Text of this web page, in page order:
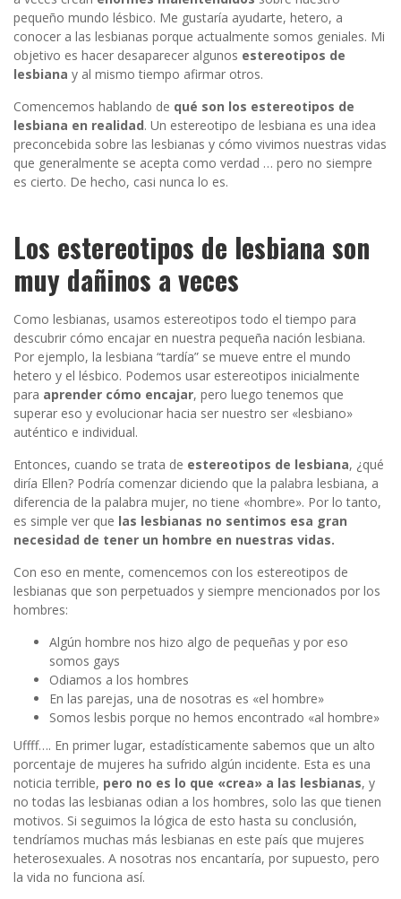
pequeño mundo lésbico. Me gustaría ayudarte, hetero, a
conocer a las lesbianas porque actualmente somos geniales. Mi
objetivo es hacer desaparecer algunos estereotipos de
lesbiana y al mismo tiempo afirmar otros.
Comencemos hablando de qué son los estereotipos de
lesbiana en realidad. Un estereotipo de lesbiana es una idea
preconcebida sobre las lesbianas y cómo vivimos nuestras vidas
que generalmente se acepta como verdad … pero no siempre
es cierto. De hecho, casi nunca lo es.
Los estereotipos de lesbiana son
muy dañinos a veces
Como lesbianas, usamos estereotipos todo el tiempo para
descubrir cómo encajar en nuestra pequeña nación lesbiana.
Por ejemplo, la lesbiana “tardía” se mueve entre el mundo
hetero y el lésbico. Podemos usar estereotipos inicialmente
para aprender cómo encajar, pero luego tenemos que
superar eso y evolucionar hacia ser nuestro ser «lesbiano»
auténtico e individual.
Entonces, cuando se trata de estereotipos de lesbiana, ¿qué
diría Ellen? Podría comenzar diciendo que la palabra lesbiana, a
diferencia de la palabra mujer, no tiene «hombre». Por lo tanto,
es simple ver que las lesbianas no sentimos esa gran
necesidad de tener un hombre en nuestras vidas.
Con eso en mente, comencemos con los estereotipos de
lesbianas que son perpetuados y siempre mencionados por los
hombres:
Algún hombre nos hizo algo de pequeñas y por eso
somos gays
Odiamos a los hombres
En las parejas, una de nosotras es «el hombre»
Somos lesbis porque no hemos encontrado «al hombre»
Uffff…. En primer lugar, estadísticamente sabemos que un alto
porcentaje de mujeres ha sufrido algún incidente. Esta es una
noticia terrible, pero no es lo que «crea» a las lesbianas, y
no todas las lesbianas odian a los hombres, solo las que tienen
motivos. Si seguimos la lógica de esto hasta su conclusión,
tendríamos muchas más lesbianas en este país que mujeres
heterosexuales. A nosotras nos encantaría, por supuesto, pero
la vida no funciona así.